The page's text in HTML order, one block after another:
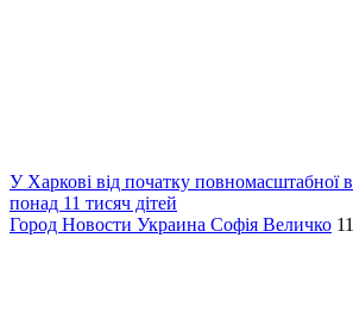
У Харкові від початку повномасштабної
понад 11 тисяч дітей
Город Новости Украина Софія Величко